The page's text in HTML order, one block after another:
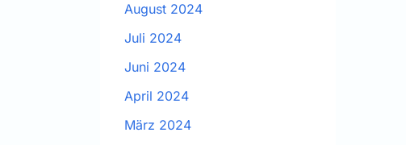
August 2024
Juli 2024
Juni 2024
April 2024
März 2024